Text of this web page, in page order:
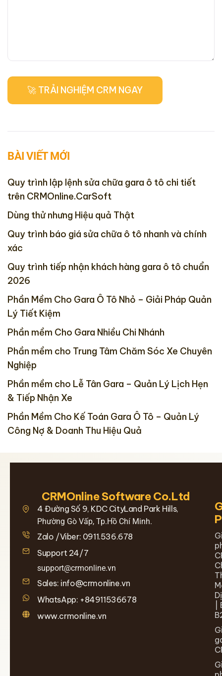
BÀI VIẾT MỚI
Quy trình lập lệnh sửa chữa gara ô tô chi tiết
trên CRMOnline.CarSoft
Dùng thử nhưng Hiệu quả Thật
Quy trình báo giá sửa chữa ô tô nhanh và chính
xác
Quy trình tiếp nhận khách hàng gara ô tô chuẩn
2026
Phần Mềm Cho Gara Ô Tô Nhỏ – Giải Pháp Quản
Lý Tiết Kiệm
Phần mềm Cho Gara Nhiều Chi Nhánh
Phần mềm cho Trung Tâm Chăm Sóc Xe Chuyên
Nghiệp
Phần mềm cho Lễ Tân Gara – Quản Lý Lịch Hẹn
& Tiếp Nhận Xe
Phần Mềm Cho Kế Toán Gara Ô Tô – Quản Lý
Công Nợ & Doanh Thu Hiệu Quả
CRMOnline Software Co.Ltd
4 Đường Số 9, KDC CityLand Park Hills,
Phường Gò Vấp, Tp.Hồ Chí Minh.
Zalo /Viber: 0911.536.678
Support 24/7
support@crmonline.vn
Sales: info@crmonline.vn
WhatsApp: +84911536678
www.crmonline.vn